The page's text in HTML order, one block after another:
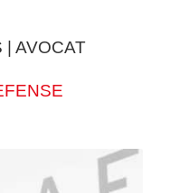
| AVOCAT